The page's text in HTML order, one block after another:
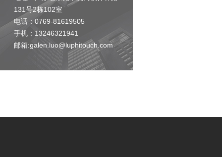
131号2栋102室
电话：0769-81619505
手机：13246321941
邮箱:galen.luo@luphitouch.com